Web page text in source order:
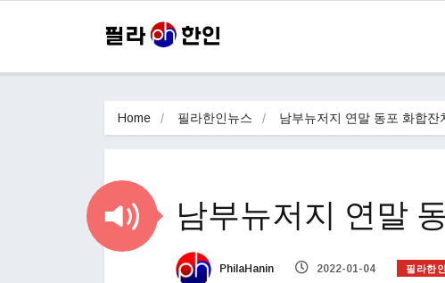
Home 필라한인뉴스 남부뉴저지 연말 동포 화합잔
남부뉴저지 연말
PhilaHanin 2022-01-04 필라한